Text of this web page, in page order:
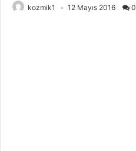
kozmik1 12 Mayıs 2016 0